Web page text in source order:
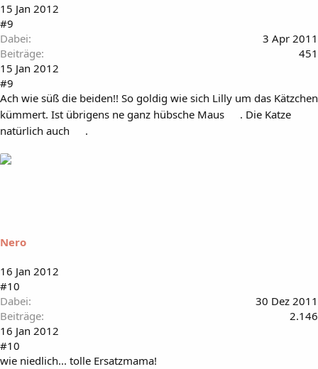
15 Jan 2012
#9
Dabei
3 Apr 2011
Beiträge
451
15 Jan 2012
#9
Ach wie süß die beiden!! So goldig wie sich Lilly um das Kätzchen
kümmert. Ist übrigens ne ganz hübsche Maus
. Die Katze
natürlich auch
.
Nero
16 Jan 2012
#10
Dabei
30 Dez 2011
Beiträge
2.146
16 Jan 2012
#10
wie niedlich... tolle Ersatzmama!